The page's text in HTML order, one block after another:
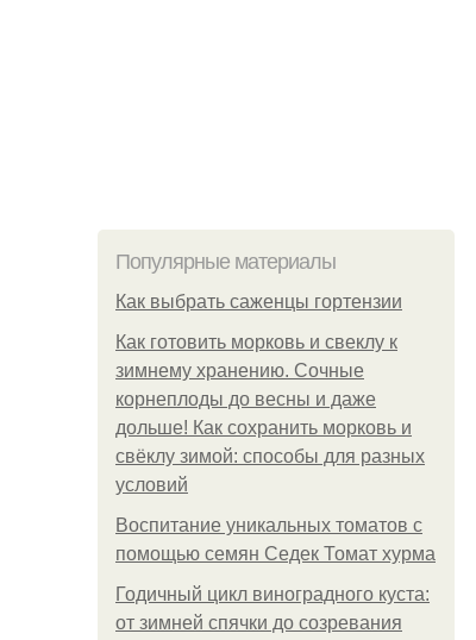
Популярные материалы
Как выбрать саженцы гортензии
Как готовить морковь и свеклу к
зимнему хранению. Сочные
корнеплоды до весны и даже
дольше! Как сохранить морковь и
свёклу зимой: способы для разных
условий
Воспитание уникальных томатов с
помощью семян Седек Томат хурма
Годичный цикл виноградного куста:
от зимней спячки до созревания